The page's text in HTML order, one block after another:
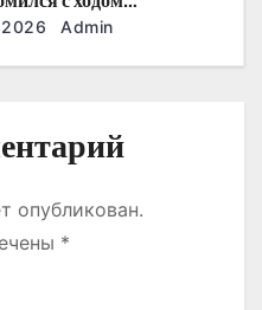
военного
2026 Admin
опубликован.
*